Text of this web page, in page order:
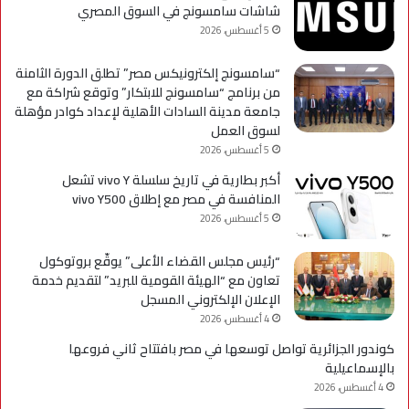
شاشات سامسونج في السوق المصري
5 أغسطس، 2026
“سامسونج إلكترونيكس مصر” تطلق الدورة الثامنة
من برنامج “سامسونج للابتكار” وتوقع شراكة مع
جامعة مدينة السادات الأهلية لإعداد كوادر مؤهلة
لسوق العمل
5 أغسطس، 2026
أكبر بطارية في تاريخ سلسلة vivo Y تشعل
المنافسة في مصر مع إطلاق vivo Y500
5 أغسطس، 2026
“رئيس مجلس القضاء الأعلى” يوقّع بروتوكول
تعاون مع “الهيئة القومية للبريد” لتقديم خدمة
الإعلان الإلكتروني المسجل
4 أغسطس، 2026
كوندور الجزائرية تواصل توسعها في مصر بافتتاح ثاني فروعها
بالإسماعيلية
4 أغسطس، 2026